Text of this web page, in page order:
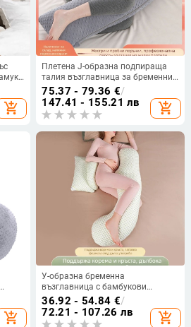
add_shopping_cart
Плетена J-образна подпираща
талия възглавница за бременни
жени, за спане на страна и
кърмене, пълнеж полиестерно
влакно, височина 18 см
75.37 - 79.36 €/
147.41 - 155.21 лв
add_shopping_cart
add_shopping_cart
У-образна бременна
възглавница с бамбукови
влакна, тегло 1.1–1.5 кг, пълнеж:
19022027760
36.92 - 54.84 €/
72.21 - 107.26 лв
add_shopping_cart